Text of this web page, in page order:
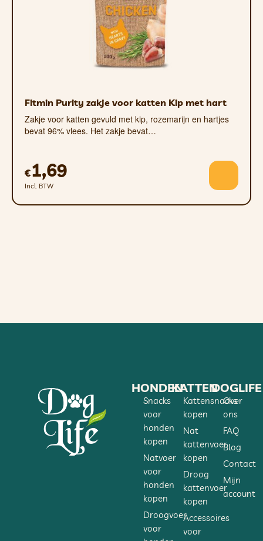
Fitmin Purity zakje voor katten Kip met hart
Zakje voor katten gevuld met kip, rozemarijn en hartjes
bevat 96% vlees. Het zakje bevat…
€1,69
Incl. BTW
HONDEN
Snacks
voor
honden
kopen
Natvoer
voor
honden
kopen
Droogvoer
voor
KATTEN
Kattensnacks
kopen
Nat
kattenvoer
kopen
Droog
kattenvoer
kopen
Accessoires
voor
DOGLIFE
Over
ons
FAQ
Blog
Contact
Mijn
account